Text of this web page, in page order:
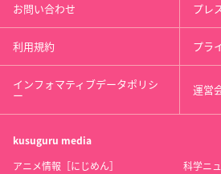
お問い合わせ プレ
利用規約 プラ
インフォマティブデータポリシ
ー 運営
kusuguru media
アニメ情報［にじめん］ 科学ニ